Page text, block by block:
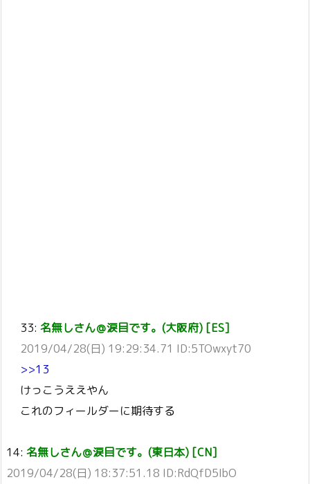
33: 名無しさん＠涙目です。(大阪府) [ES]
2019/04/28(日) 19:29:34.71 ID:5TOwxyt70
>>13
けっこうええやん
これのフィールダーに期待する
14: 名無しさん＠涙目です。(東日本) [CN]
2019/04/28(日) 18:37:51.18 ID:RdQfD5IbO